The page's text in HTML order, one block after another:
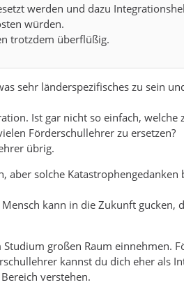
werden und dazu
würden.
trotzdem überflüßig.
sehr länderspezifisches zu sein
Ist gar nicht so einfach, welche
Förderschullehrer zu ersetzen?
übrig.
aber solche Katastrophengedanken
kann in die Zukunft gucken,
großen Raum einnehmen.
kannst du dich eher als
verstehen.